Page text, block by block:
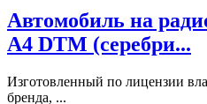
Автомобиль на
A4 DTM (серебри...
Изготовленный по лицензии
бренда, ...